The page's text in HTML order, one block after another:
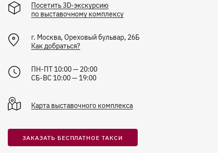
Посетить 3D-экскурсию
по выставочному комплексу
г. Москва, Ореховый бульвар, 26Б
Как добраться?
ПН-ПТ 10:00 — 20:00
СБ-ВС 10:00 — 19:00
Карта выставочного комплекса
ЗАКАЗАТЬ БЕСПЛАТНОЕ ТАКСИ